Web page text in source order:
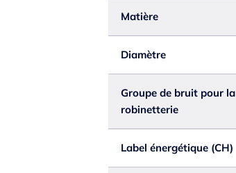
Matière
Diamètre
Groupe de bruit pour la
robinetterie
Label énergétique (CH)